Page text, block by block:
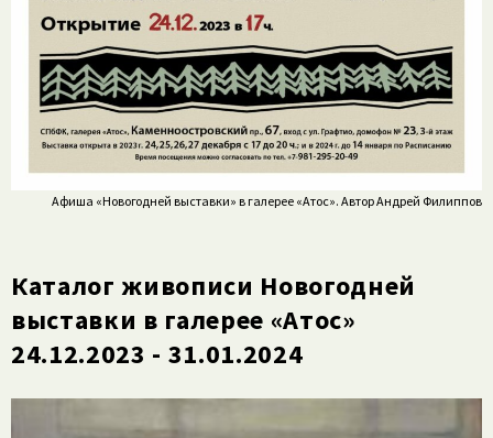
Афиша «Новогодней выставки» в галерее «Атос». Автор Андрей Филиппов
Каталог живописи Новогодней
выставки в галерее «Атос»
24.12.2023 - 31.01.2024